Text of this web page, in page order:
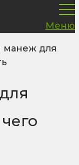
Меню
манеж для